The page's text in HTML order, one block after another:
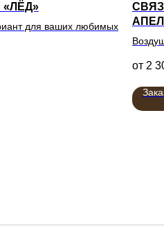
для ваших любимых
2